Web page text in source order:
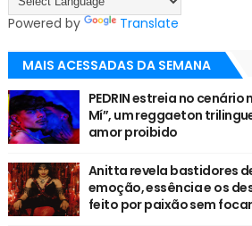
Powered by Translate
MAIS ACESSADAS DA SEMANA
PEDRIN estreia no cenário
Mí”, um reggaeton
amor proibido
Anitta revela bastidores de
emoção, essência e os
feito por paixão sem